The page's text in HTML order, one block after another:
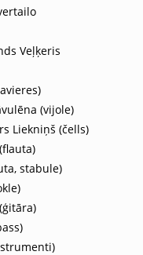
Veļķeris
(vijole)
Liekniņš (čells)
stabule)